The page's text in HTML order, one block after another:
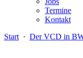
Termine
Kontakt
Start · Der VCD in